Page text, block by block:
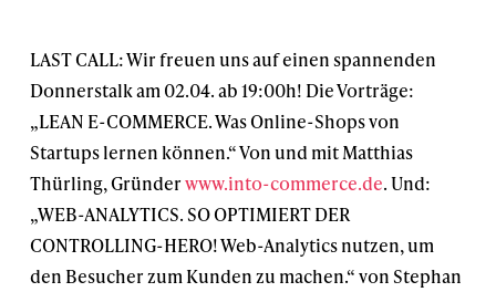
LAST CALL: Wir freuen uns auf einen spannenden
Donnerstalk am 02.04. ab 19:00h! Die Vorträge:
„LEAN E-COMMERCE. Was Online-Shops von
Startups lernen können.“ Von und mit Matthias
Thürling, Gründerwww.into-commerce.de. Und:
„WEB-ANALYTICS. SO OPTIMIERT DER
CONTROLLING-HERO! Web-Analytics nutzen, um
den Besucher zum Kunden zu machen.“ von Stephan